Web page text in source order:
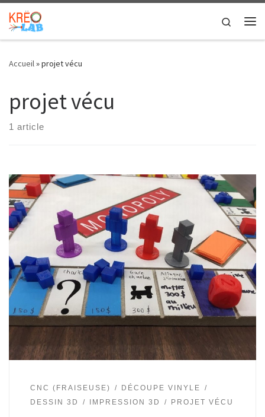
Skip to content
Search
Accueil»projet vécu
projet vécu
1 article
CNC (FRAISEUSE)
DÉCOUPE VINYLE
DESSIN 3D
IMPRESSION 3D PROJET VÉCU